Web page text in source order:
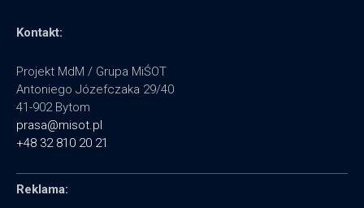
Kontakt:
Projekt MdM / Grupa MiŚOT
Antoniego Józefczaka 29/40
41-902 Bytom
prasa@misot.pl
+48 32 810 20 21
Reklama: